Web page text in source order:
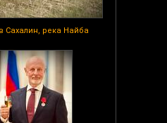
Сахалин, река Найба